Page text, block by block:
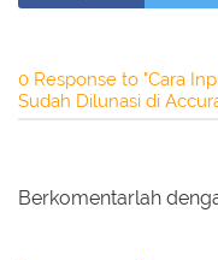
0 Response to "Cara
Sudah Dilunasi di
Berkomentarlah